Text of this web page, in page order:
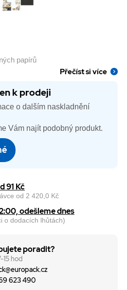
papírů
Přečíst si více
k prodeji
o dalším naskladnění
Vám najít podobný produkt.
91 Kč
od 2 420,0 Kč
odešleme dnes
o dodacích lhůtách)
poradit?
15 hod
623 490